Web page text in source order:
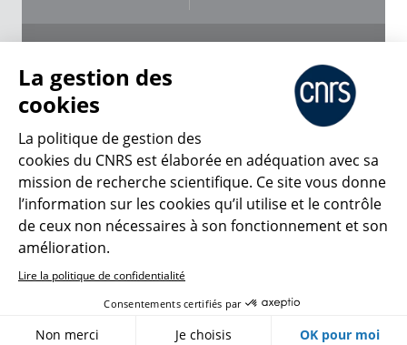
CNRS Le Mag
© 2026, CNRS
Créer un compte Se connecter
Gestion des cookies
La gestion des
cookies
La politique de gestion des
cookies du CNRS est élaborée en adéquation avec sa
mission de recherche scientifique. Ce site vous donne
l’information sur les cookies qu’il utilise et le contrôle
de ceux non nécessaires à son fonctionnement et son
amélioration.
Lire la politique de confidentialité
Consentements certifiés par
Non merci Je choisis OK pour moi